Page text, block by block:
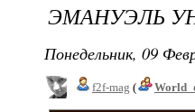
ЭМАНУЭЛЬ
Понедельник, 09
f2f-mag (